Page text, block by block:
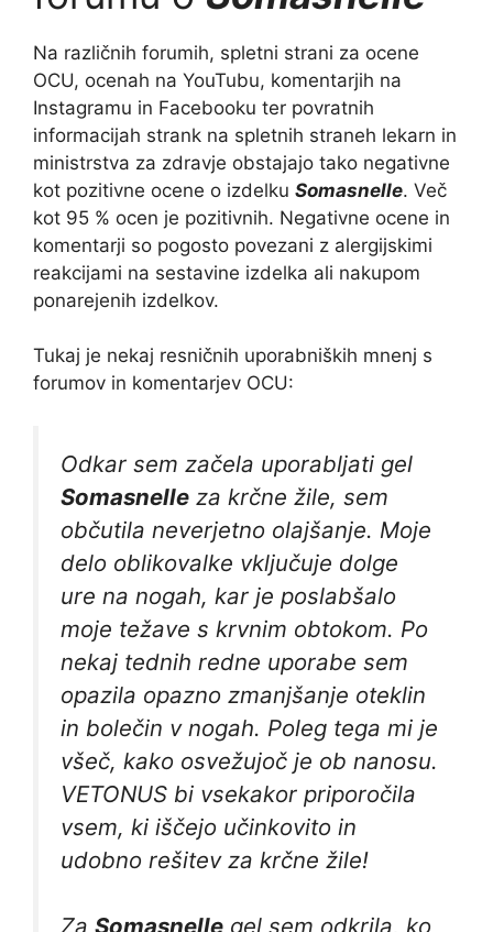
Na različnih forumih, spletni strani za ocene
OCU, ocenah na YouTubu, komentarjih na
Instagramu in Facebooku ter povratnih
informacijah strank na spletnih straneh lekarn in
ministrstva za zdravje obstajajo tako negativne
kot pozitivne ocene o izdelku Somasnelle. Več
kot 95 % ocen je pozitivnih. Negativne ocene in
komentarji so pogosto povezani z alergijskimi
reakcijami na sestavine izdelka ali nakupom
ponarejenih izdelkov.
Tukaj je nekaj resničnih uporabniških mnenj s
forumov in komentarjev OCU:
Odkar sem začela uporabljati gel
Somasnelle za krčne žile, sem
občutila neverjetno olajšanje. Moje
delo oblikovalke vključuje dolge
ure na nogah, kar je poslabšalo
moje težave s krvnim obtokom. Po
nekaj tednih redne uporabe sem
opazila opazno zmanjšanje oteklin
in bolečin v nogah. Poleg tega mi je
všeč, kako osvežujoč je ob nanosu.
VETONUS bi vsekakor priporočila
vsem, ki iščejo učinkovito in
udobno rešitev za krčne žile!
Za Somasnelle gel sem odkrila, ko